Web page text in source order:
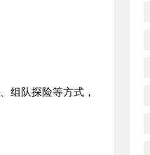
组队探险等方式，